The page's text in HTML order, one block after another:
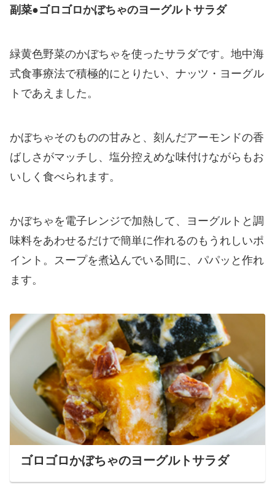
副菜●ゴロゴロかぼちゃのヨーグルトサラダ
緑黄色野菜のかぼちゃを使ったサラダです。地中海
式食事療法で積極的にとりたい、ナッツ・ヨーグル
トであえました。
かぼちゃそのものの甘みと、刻んだアーモンドの香
ばしさがマッチし、塩分控えめな味付けながらもお
いしく食べられます。
かぼちゃを電子レンジで加熱して、ヨーグルトと調
味料をあわせるだけで簡単に作れるのもうれしいポ
イント。スープを煮込んでいる間に、パパッと作れ
ます。
ゴロゴロかぼちゃのヨーグルトサラダ